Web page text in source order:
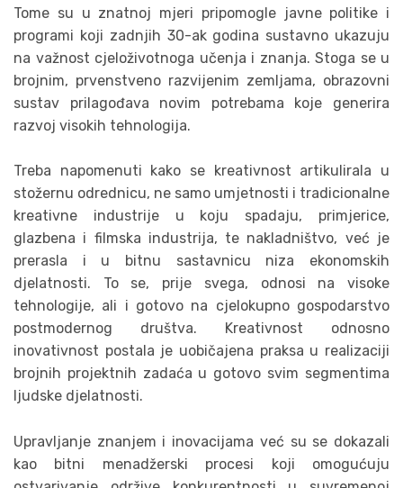
Tome su u znatnoj mjeri pripomogle javne politike i
programi koji zadnjih 30-ak godina sustavno ukazuju
na važnost cjeloživotnoga učenja i znanja. Stoga se u
brojnim, prvenstveno razvijenim zemljama, obrazovni
sustav prilagođava novim potrebama koje generira
razvoj visokih tehnologija.
Treba napomenuti kako se kreativnost artikulirala u
stožernu odrednicu, ne samo umjetnosti i tradicionalne
kreativne industrije u koju spadaju, primjerice,
glazbena i filmska industrija, te nakladništvo, već je
prerasla i u bitnu sastavnicu niza ekonomskih
djelatnosti. To se, prije svega, odnosi na visoke
tehnologije, ali i gotovo na cjelokupno gospodarstvo
postmodernog društva. Kreativnost odnosno
inovativnost postala je uobičajena praksa u realizaciji
brojnih projektnih zadaća u gotovo svim segmentima
ljudske djelatnosti.
Upravljanje znanjem i inovacijama već su se dokazali
kao bitni menadžerski procesi koji omogućuju